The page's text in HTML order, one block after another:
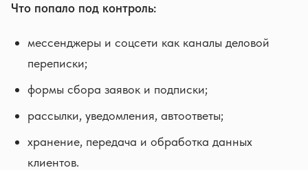
Что попало под контроль:
мессенджеры и соцсети как каналы деловой
переписки;
формы сбора заявок и подписки;
рассылки, уведомления, автоответы;
хранение, передача и обработка данных
клиентов.